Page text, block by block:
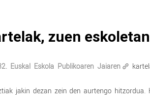
zuen
Euskal Eskola Publikoaren Jaiaren
jakin dezan zein den aurtengo hitzordua.